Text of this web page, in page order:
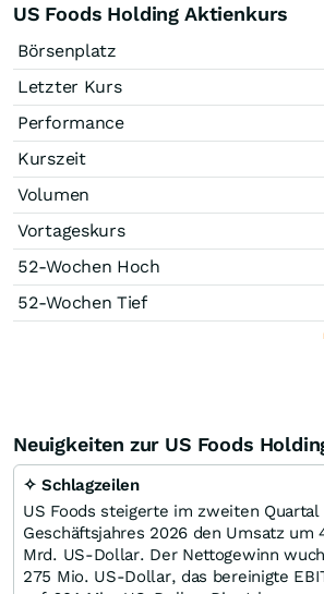
US Foods Holding Aktienkurs
Börsenplatz
Letzter Kurs
Performance
Kurszeit
Volumen
Vortageskurs
52-Wochen Hoch
52-Wochen Tief
Neuigkeiten zur US Foods
✧ Schlagzeilen
US Foods steigerte im zweiten Quartal
Geschäftsjahres 2026 den Umsatz um
Mrd. US-Dollar. Der Nettogewinn
275 Mio. US-Dollar, das bereinigte